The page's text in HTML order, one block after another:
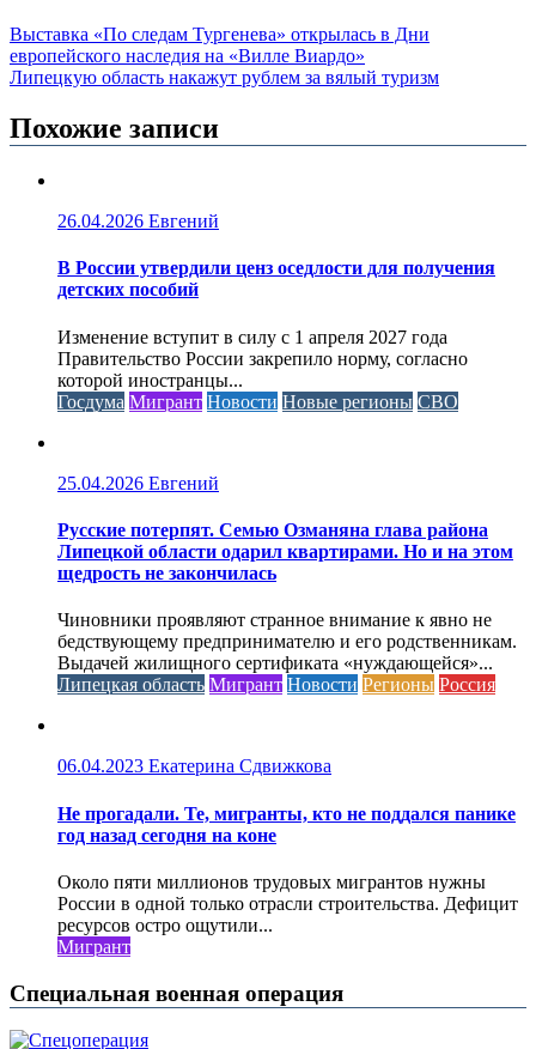
Выставка «По следам Тургенева» открылась в Дни
европейского наследия на «Вилле Виардо»
Липецкую область накажут рублем за вялый туризм
Похожие записи
26.04.2026 Евгений
В России утвердили ценз оседлости для получения
детских пособий
Изменение вступит в силу с 1 апреля 2027 года
Правительство России закрепило норму, согласно
которой иностранцы...
Госдума Мигрант Новости Новые регионы СВО
25.04.2026 Евгений
Русские потерпят. Семью Озманяна глава района
Липецкой области одарил квартирами. Но и на этом
щедрость не закончилась
Чиновники проявляют странное внимание к явно не
бедствующему предпринимателю и его родственникам.
Выдачей жилищного сертификата «нуждающейся»...
Липецкая область Мигрант Новости Регионы Россия
06.04.2023 Екатерина Сдвижкова
Не прогадали. Те, мигранты, кто не поддался панике
год назад сегодня на коне
Около пяти миллионов трудовых мигрантов нужны
России в одной только отрасли строительства. Дефицит
ресурсов остро ощутили...
Мигрант
Специальная военная операция